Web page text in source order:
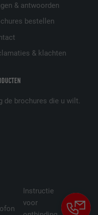
de brochures die u wilt.
& antwoorden
bestellen
& klachten
Instructie
voor
Cookie-
bezoekers op meerdere
om op basis van de